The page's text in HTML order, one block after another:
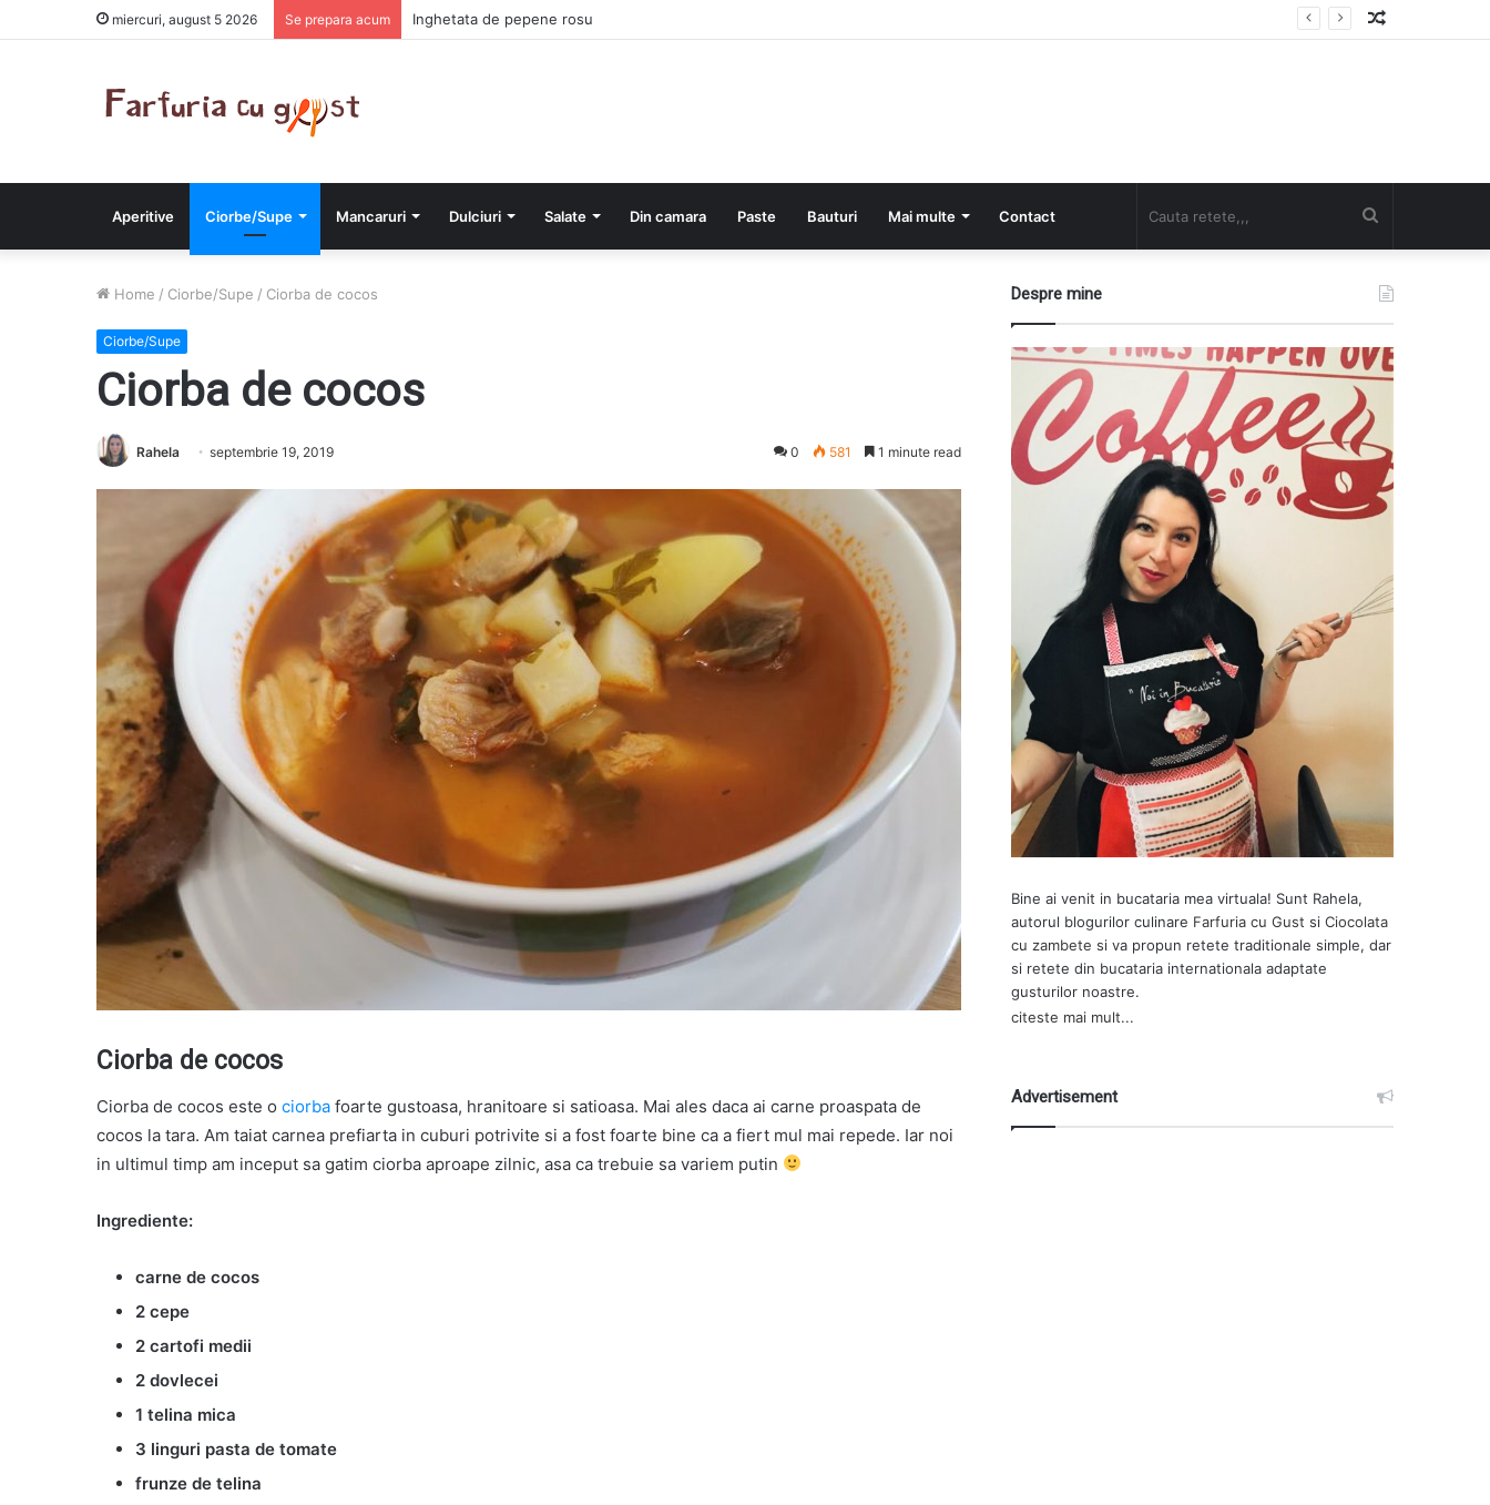
miercuri, august 5 2026 Se prepara acum Inghetata de pepene rosu
Aperitive Ciorbe/Supe Mancaruri Dulciuri Salate Din camara Paste Bauturi Mai multe Contact
retete,,,
Home / Ciorbe/Supe / Ciorba de cocos
Ciorbe/Supe
Ciorba de cocos
Rahela septembrie 19, 2019 0 581 1 minute read
Ciorba de cocos
Ciorba de cocos este o ciorba foarte gustoasa, hranitoare si satioasa. Mai ales daca ai carne proaspata de
cocos la tara. Am taiat carnea prefiarta in cuburi potrivite si a fost foarte bine ca a fiert mul mai repede. Iar noi
in ultimul timp am inceput sa gatim ciorba aproape zilnic, asa ca trebuie sa variem putin
Ingrediente:
carne de cocos
2 cepe
2 cartofi medii
2 dovlecei
1 telina mica
3 linguri pasta de tomate
frunze de telina
Despre mine
Bine ai venit in bucataria mea virtuala! Sunt Rahela,
autorul blogurilor culinare Farfuria cu Gust siCiocolata
cu zambete si va propun retete traditionale simple, dar
si retete din bucataria internationala adaptate
gusturilor noastre.
citeste mai mult...
Advertisement